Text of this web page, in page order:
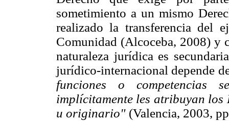
sometimiento a un mismo
realizado la transferencia del
Comunidad (Alcoceba, 2008) y
naturaleza jurídica es
jurídico-internacional depende
funciones o
implícitamente les atribuyan los
u originario" (Valencia, 2003,